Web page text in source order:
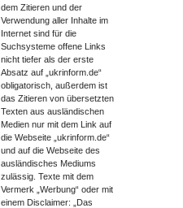
dem Zitieren und der
Verwendung aller Inhalte im
Internet sind für die
Suchsysteme offene Links
nicht tiefer als der erste
Absatz auf „ukrinform.de“
obligatorisch, außerdem ist
das Zitieren von übersetzten
Texten aus ausländischen
Medien nur mit dem Link auf
die Webseite „ukrinform.de“
und auf die Webseite des
ausländisches Mediums
zulässig. Texte mit dem
Vermerk „Werbung“ oder mit
einem Disclaimer: „Das